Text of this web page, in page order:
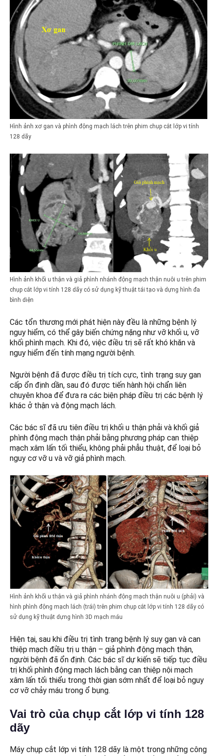
Hình ảnh xơ gan và phình động mạch lách trên phim chụp cắt lớp vi tính
128 dãy
Hình ảnh khối u thận và giả phình nhánh động mạch thận nuôi u trên phim
chụp cắt lớp vi tính 128 dãy có sử dụng kỹ thuật tái tạo và dựng hình đa
bình diện
Các tổn thương mới phát hiện này đều là những bệnh lý
nguy hiểm, có thể gây biến chứng nặng như vỡ khối u, vỡ
khối phình mạch. Khi đó, việc điều trị sẽ rất khó khăn và
nguy hiểm đến tính mạng người bệnh.
Người bệnh đã được điều trị tích cực, tình trạng suy gan
cấp ổn định dần, sau đó được tiến hành hội chẩn liên
chuyên khoa để đưa ra các biện pháp điều trị các bệnh lý
khác ở thận và động mạch lách.
Các bác sĩ đã ưu tiên điều trị khối u thận phải và khối giả
phình động mạch thận phải bằng phương pháp can thiệp
mạch xâm lấn tối thiểu, không phải phẫu thuật, để loại bỏ
nguy cơ vỡ u và vỡ giả phình mạch.
Hình ảnh khối u thận và giả phình nhánh động mạch thận nuôi u (phải) và
hình phình động mạch lách (trái) trên phim chụp cắt lớp vi tính 128 dãy có
sử dụng kỹ thuật dựng hình 3D mạch máu
Hiện tại, sau khi điều trị tình trạng bệnh lý suy gan và can
thiệp mạch điều trị u thận – giả phình động mạch thận,
người bệnh đã ổn định. Các bác sĩ dự kiến sẽ tiếp tục điều
trị khối phình động mạch lách bằng can thiệp nội mạch
xâm lấn tối thiểu trong thời gian sớm nhất để loại bỏ nguy
cơ vỡ chảy máu trong ổ bụng.
Vai trò của chụp cắt lớp vi tính 128
dãy
Máy chụp cắt lớp vi tính 128 dãy là một trong những công